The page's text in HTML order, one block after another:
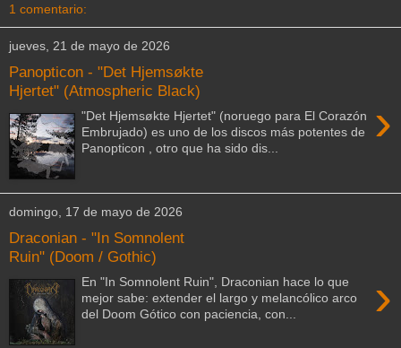
1 comentario:
jueves, 21 de mayo de 2026
Panopticon - "Det Hjemsøkte
Hjertet" (Atmospheric Black)
›
"Det Hjemsøkte Hjertet" (noruego para El Corazón
Embrujado) es uno de los discos más potentes de
Panopticon , otro que ha sido dis...
domingo, 17 de mayo de 2026
Draconian - "In Somnolent
Ruin" (Doom / Gothic)
›
En "In Somnolent Ruin", Draconian hace lo que
mejor sabe: extender el largo y melancólico arco
del Doom Gótico con paciencia, con...